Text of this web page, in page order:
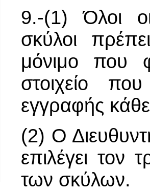
9.-(1) Όλοι
σκύλοι
μόνιμο που
στοιχείο
εγγραφής
(2) Ο
επιλέγει τον
των σκύλων.